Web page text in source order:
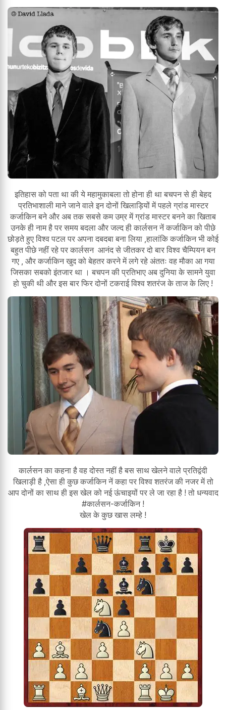
इतिहास को पता था की ये महामुकाबला तो होना ही था बचपन से ही बेहद
प्रतिभाशाली माने जाने वाले इन दोनों खिलाड़ियों में पहले ग्रांड मास्टर
कर्जाकिन बने और अब तक सबसे कम उम्र में ग्रांड मास्टर बनने का खिताब
उनके ही नाम है पर समय बदला और जल्द ही कार्लसन नें कर्जाकिन को पीछे
छोड़ते हुए विश्व पटल पर अपना दबदबा बना लिया ,हालांकि कर्जाकिन भी कोई
बहुत पीछे नहीं रहे पर कार्लसन आनंद से जीतकर दो बार विश्व चैम्पियन बन
गए , और कर्जाकिन खुद को बेहतर करने में लगे रहे अंततः वह मौका आ गया
जिसका सबको इंतजार था । बचपन की प्रतिभाए अब दुनिया के सामने युवा
हो चुकी थी और इस बार फिर दोनों टकराई विश्व शतरंज के ताज के लिए !
कार्लसन का कहना है वह दोस्त नहीं है बस साथ खेलने वाले प्रतिद्वंदी
खिलाड़ी है ,ऐसा ही कुछ कर्जाकिन नें कहा पर विश्व शतरंज की नजर में तो
आप दोनों का साथ ही इस खेल को नई ऊंचाइयों पर ले जा रहा है ! तो धन्यवाद
#कार्लसन-कर्जाकिन !
खेल के कुछ खास लम्हे !